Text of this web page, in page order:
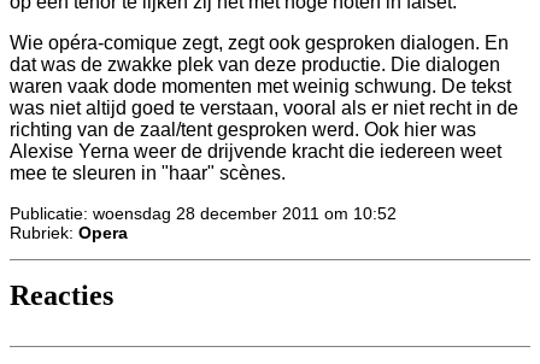
Wie opéra-comique zegt, zegt ook gesproken dialogen. En
dat was de zwakke plek van deze productie. Die dialogen
waren vaak dode momenten met weinig schwung. De tekst
was niet altijd goed te verstaan, vooral als er niet recht in de
richting van de zaal/tent gesproken werd. Ook hier was
Alexise Yerna weer de drijvende kracht die iedereen weet
mee te sleuren in "haar" scènes.
Publicatie: woensdag 28 december 2011 om 10:52
Rubriek: Opera
Reacties